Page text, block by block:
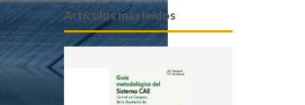
Artículos más leídos